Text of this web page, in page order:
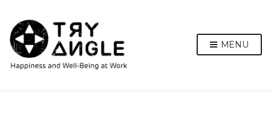
MENU